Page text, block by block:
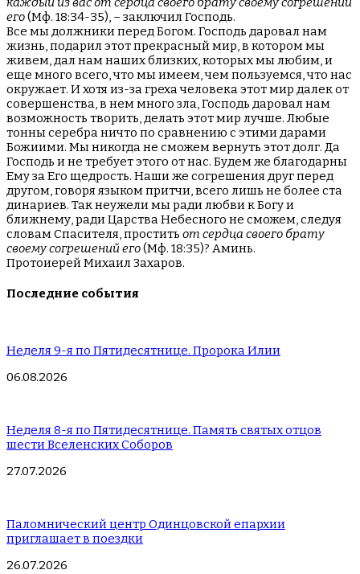
его(Мф. 18:34-35), – заключил Господь.
Все мы должники перед Богом. Господь даровал нам
жизнь, подарил этот прекрасный мир, в котором мы
живем, дал нам наших близких, которых мы любим, и
еще много всего, что мы имеем, чем пользуемся, что нас
окружает. И хотя из-за греха человека этот мир далек от
совершенства, в нем много зла, Господь даровал нам
возможность творить, делать этот мир лучше. Любые
тонны серебра ничто по сравнению с этими дарами
Божиими. Мы никогда не сможем вернуть этот долг. Да
Господь и не требует этого от нас. Будем же благодарны
Ему за Его щедрость. Наши же согрешения друг перед
другом, говоря языком притчи, всего лишь не более ста
динариев. Так неужели мы ради любви к Богу и
ближнему, ради Царства Небесного не сможем, следуя
словам Спасителя, простить от сердца своего брату
своему согрешений его(Мф. 18:35)? Аминь.
Протоиерей Михаил Захаров.
Последние события
Неделя 9-я по Пятидесятнице. Пророка Илии
06.08.2026
Неделя 8-я по Пятидесятнице. Память святых отцов
шести Вселенских Соборов
27.07.2026
Паломнический центр Одинцовской епархии
приглашает в поездки
26.07.2026